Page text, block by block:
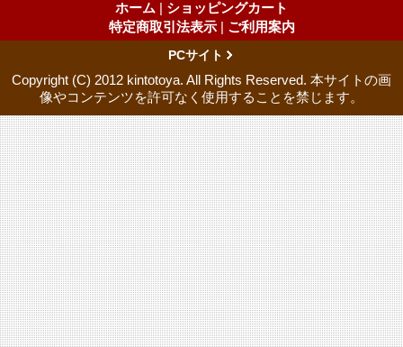
ホーム | ショッピングカート
特定商取引法表示 | ご利用案内
PCサイト
Copyright (C) 2012 kintotoya. All Rights Reserved. 本サイトの画
像やコンテンツを許可なく使用することを禁じます。